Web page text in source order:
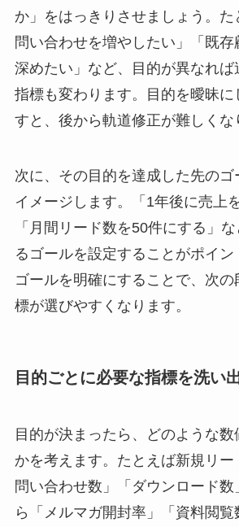
か」をはっきりさせましょう。
問い合わせを増やしたい」「既存
深めたい」など、目的が異なれば
指標も変わります。目的を曖昧に
すと、後から軌道修正が難しくな
次に、その目的を達成した先のゴ
イメージします。「1年後に売上
「月間リード数を50件にする」
るゴールを設定することがポイン
ゴールを明確にすることで、次
標が選びやすくなります。
目的ごとに必要な指標を洗い
目的が決まったら、どのような数
かを考えます。たとえば新規リー
問い合わせ数」「ダウンロード
ら「メルマガ開封率」「資料閲覧